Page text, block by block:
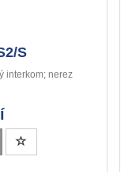
S
interkom; nerez